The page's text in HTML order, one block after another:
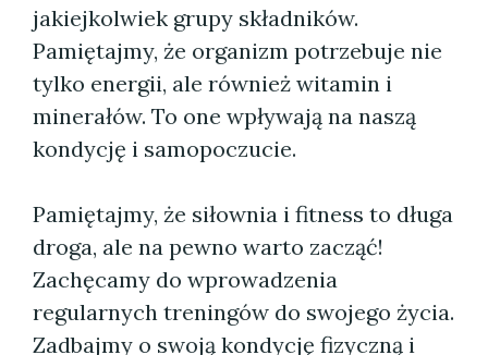
jakiejkolwiek grupy składników.
Pamiętajmy, że organizm potrzebuje nie
tylko energii, ale również witamin i
minerałów. To one wpływają na naszą
kondycję i samopoczucie.
Pamiętajmy, że siłownia i fitness to długa
droga, ale na pewno warto zacząć!
Zachęcamy do wprowadzenia
regularnych treningów do swojego życia.
Zadbajmy o swoją kondycję fizyczną i